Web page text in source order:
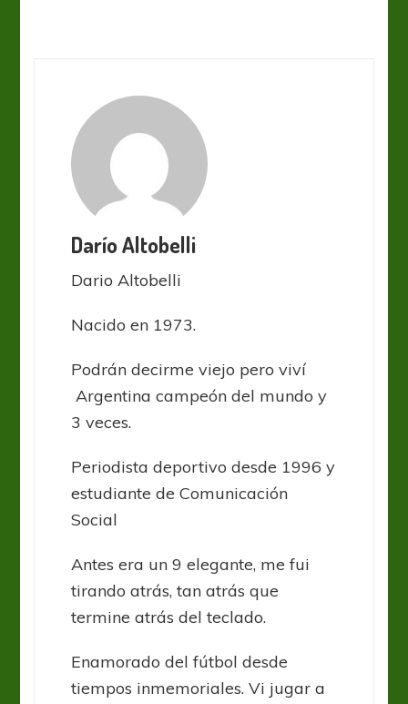
Darío Altobelli
Dario Altobelli
Nacido en 1973.
Podrán decirme viejo pero viví
Argentina campeón del mundo y
3 veces.
Periodista deportivo desde 1996 y
estudiante de Comunicación
Social
Antes era un 9 elegante, me fui
tirando atrás, tan atrás que
termine atrás del teclado.
Enamorado del fútbol desde
tiempos inmemoriales. Vi jugar a